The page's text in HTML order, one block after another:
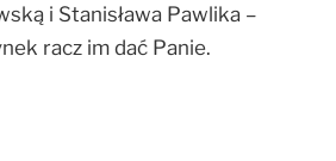
i Stanisława Pawlika –
racz im dać Panie.